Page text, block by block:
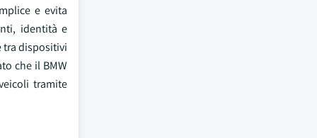
e evita
identità e
tra dispositivi
che il BMW
tramite